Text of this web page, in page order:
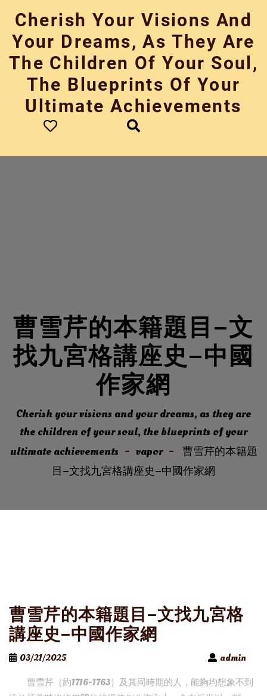
content
Cherish Your Visions And
Your Dreams, As They Are
The Children Of Your Soul,
The Blueprints Of Your
Ultimate Achievements
曹雪芹的本籍題目–文
找九宮格講座史–中國
作家網
Cherish your visions and your dreams, as they are
the children of your soul, the blueprints of your
ultimate achievements
vapor
曹雪芹的本籍題
目–文找九宮格講座史–中國作家網
曹雪芹的本籍題目–文找九宮格
講座史–中國作家網
03/21/2025
admin
曹雪芹（約1716-1763）及其同時期的人，能夠均想象不到